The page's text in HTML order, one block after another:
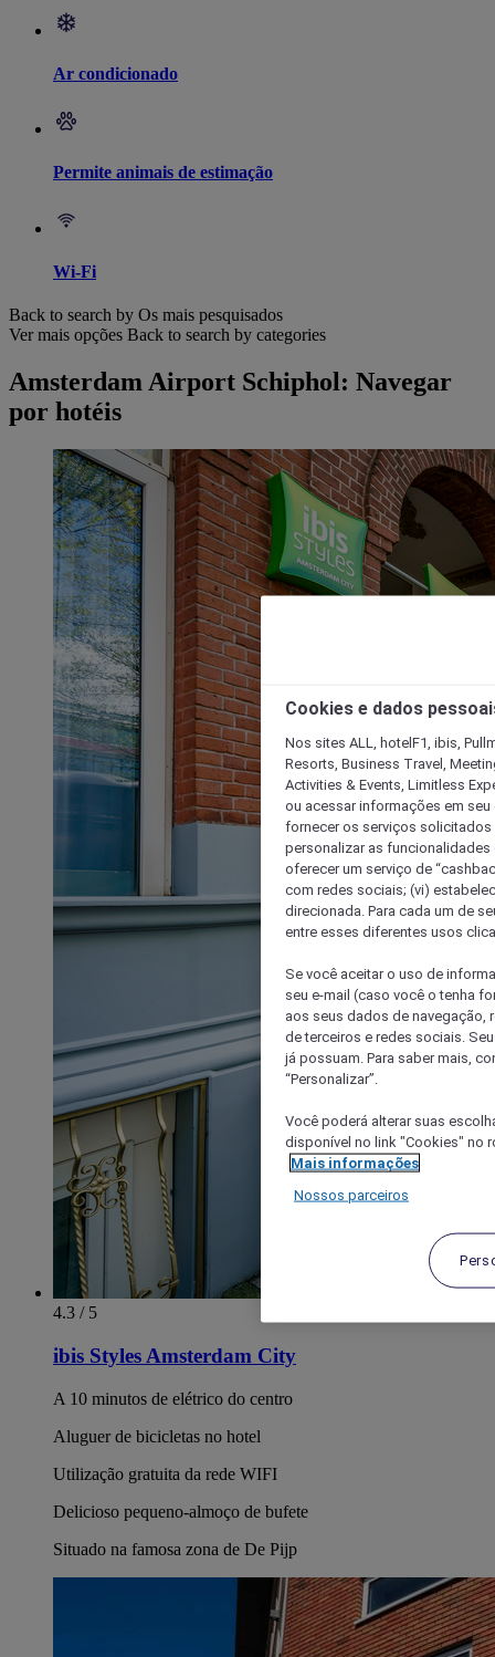
Ar condicionado
Permite animais de estimação
Wi-Fi
Back to search by Os mais pesquisados
Ver mais opções Back to search by categories
Amsterdam Airport Schiphol: Navegar
por hotéis
4.3 / 5
ibis Styles Amsterdam City
A 10 minutos de elétrico do centro
Aluguer de bicicletas no hotel
Utilização gratuita da rede WIFI
Delicioso pequeno-almoço de bufete
Situado na famosa zona de De Pijp
Cookies e dados
Nos sites ALL, hotelF1, ibis,
Resorts, Business Travel,
Activities & Events, Limitless
ou acessar informações em
fornecer os serviços solicitados
personalizar as
oferecer um serviço de
com redes sociais; (vi)
direcionada. Para cada um de
entre esses diferentes usos
Se você aceitar o uso de
seu e-mail (caso você o tenha
aos seus dados de navegação,
de terceiros e redes sociais.
já possuam. Para saber mais,
“Personalizar”.
Você poderá alterar suas
disponível no link "Cookies" no
Mais informações
Nossos parceiros